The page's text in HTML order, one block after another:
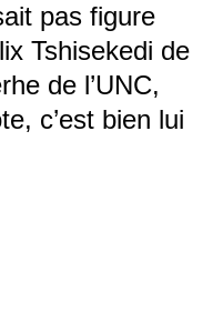
pas figure
Tshisekedi de
de l’UNC,
c’est bien lui